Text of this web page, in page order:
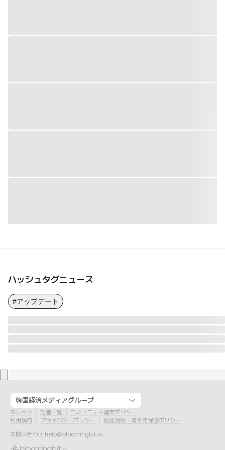
ハッシュタグニュース
#アップデート
韓国経済メディアグループ
おしらせ 記者一覧
コミュニティ運営ポリシー
利用規約
プライバシーポリシー
倫理規範・青少年保護ポリシー
お問い合わせ help@bloomingbit.io